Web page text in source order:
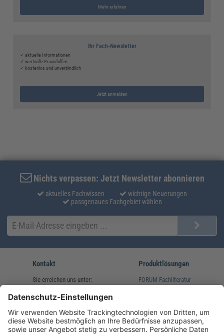
Mehr erfahren
Ihr Fach-Newsletter
✓ aktuelle Informationen
✓ wertvolle Praxishilfen
✓ kostenlos und unverbindlich
Jetzt anmelden
Nichts verpassen: Jetzt Newsletter abonnieren
aktuelles Fachwissen
wichtige Neuerungen
passgenaues Fachgebiet wählen
Kontakt
Sie erreichen uns unter:
(08233) 38 11 23
service@forum-verlag.com
Mo-Do 07:30 - 17:00 Uhr
Produktlösungen
FORUM Fachliteratur